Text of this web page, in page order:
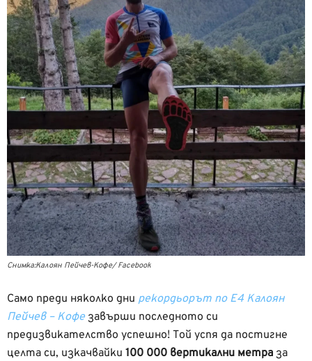
Снимка:Калоян Пейчев-Кофе/ Facebook
Само преди няколко дни рекордьорът по Е4 Калоян
Пейчев – Кофе завърши последното си
предизвикателство успешно! Той успя да постигне
целта си, изкачвайки 100 000 вертикални метра за